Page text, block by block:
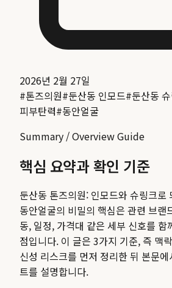
2026년 2월 27일
#톤즈의원#둔산동 인모드#둔산동
피부탄력#동안얼굴
Summary / Overview Guide
핵심 요약과 확인 기준
둔산동 톤즈의원: 인모드와 슈링크로
동안얼굴의 비밀의 핵심은 관련 브랜
동, 일정, 가격대 같은 세부 신호를 함
점입니다. 이 글은 3가지 기준, 즉 맥
신성 리스크를 먼저 정리한 뒤 본문
트를 설명합니다.